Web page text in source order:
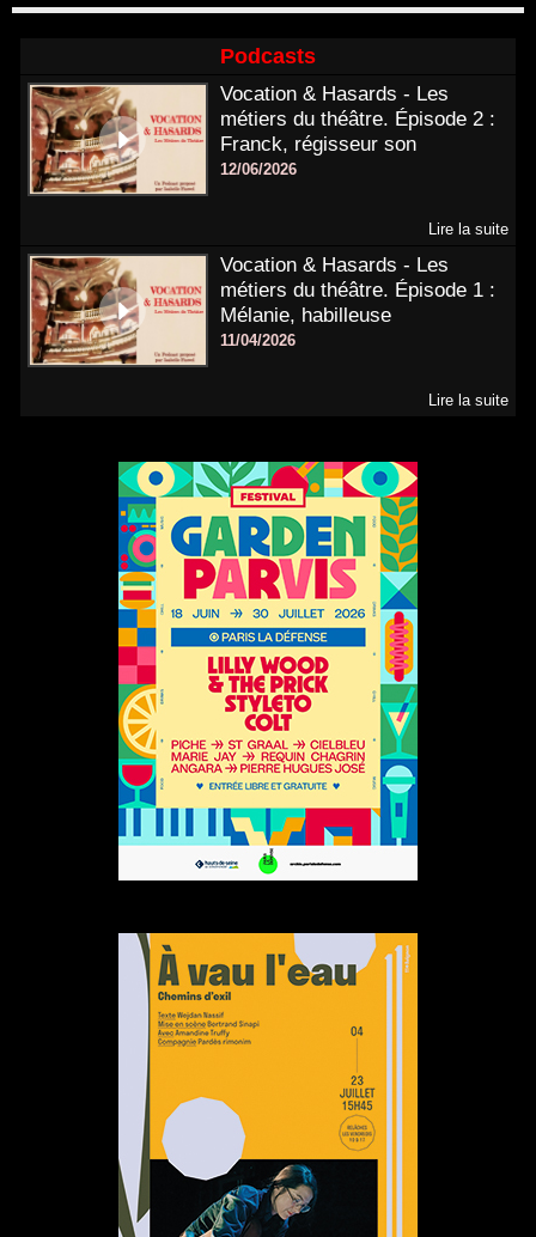
Podcasts
Vocation & Hasards - Les
métiers du théâtre. Épisode 2 :
Franck, régisseur son
12/06/2026
Lire la suite
Vocation & Hasards - Les
métiers du théâtre. Épisode 1 :
Mélanie, habilleuse
11/04/2026
Lire la suite